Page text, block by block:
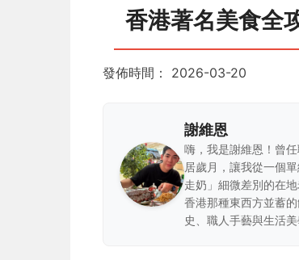
香港著名美食全
發佈時間： 2026-03-20
謝維恩
嗨，我是謝維恩！曾
居歲月，讓我從一個
走奶」細微差別的在
香港那種東西方並蓄
史、職人手藝與生活美